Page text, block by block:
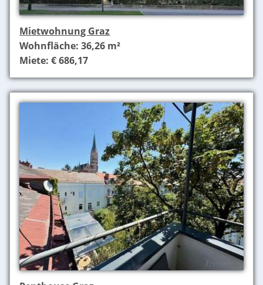
Mietwohnung Graz
Wohnfläche: 36,26 m²
Miete: € 686,17